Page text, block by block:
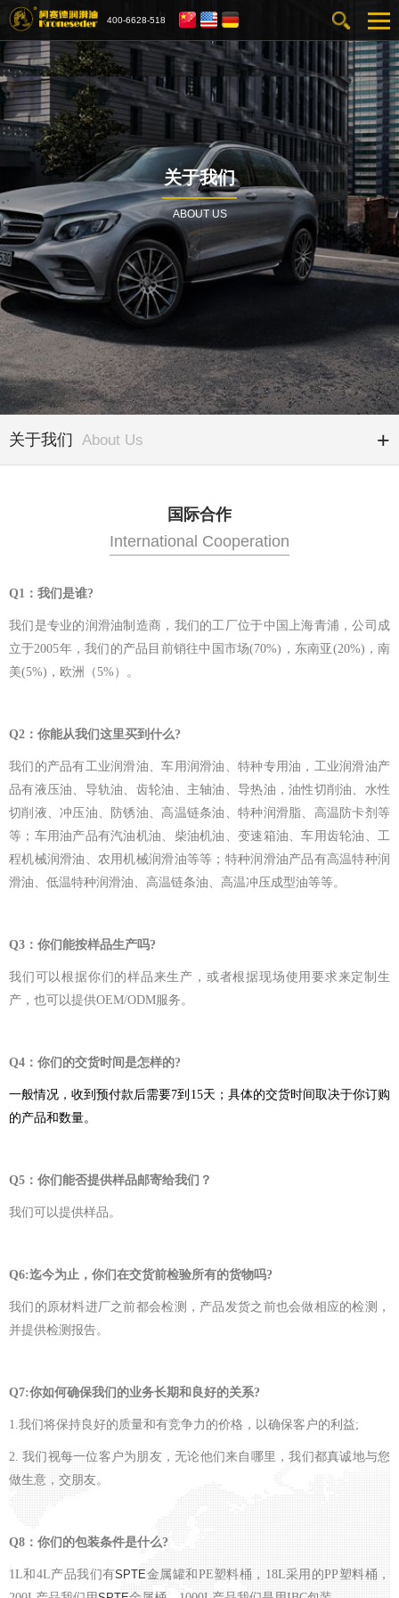
400-6628-518
关于我们
ABOUT US
关于我们 About Us
国际合作
International Cooperation
Q1 ：我们是谁?
我们是专业的润滑油制造商，我们的工厂位于中国上海青浦，公司成
立于2005年，我们的产品目前销往中国市场(70%)，东南亚(20%)，南
美(5%)，欧洲（5%）。
Q2 ：你能从我们这里买到什么?
我们的产品有工业润滑油、车用润滑油、特种专用油，工业润滑油产
品有液压油、导轨油、齿轮油、主轴油、导热油，油性切削油、水性
切削液、冲压油、防锈油、高温链条油、特种润滑脂、高温防卡剂等
等；车用油产品有汽油机油、柴油机油、变速箱油、车用齿轮油、工
程机械润滑油、农用机械润滑油等等；特种润滑油产品有高温特种润
滑油、低温特种润滑油、高温链条油、高温冲压成型油等等。
Q3 ：你们能按样品生产吗?
我们可以根据你们的样品来生产，或者根据现场使用要求来定制生
产，也可以提供OEM/ODM服务。
Q4 ：你们的交货时间是怎样的?
一般情况，收到预付款后需要7到15天；具体的交货时间取决于你订购
的产品和数量。
Q5 ：你们能否提供样品邮寄给我们？
我们可以提供样品。
Q6:迄今为止，你们在交货前检验所有的货物吗?
我们的原材料进厂之前都会检测，产品发货之前也会做相应的检测，
并提供检测报告。
Q7:你如何确保我们的业务长期和良好的关系?
1.我们将保持良好的质量和有竞争力的价格，以确保客户的利益;
2.我们视每一位客户为朋友，无论他们来自哪里，我们都真诚地与您
做生意，交朋友。
Q8 ：你们的包装条件是什么?
1L和4L产品我们有SPTE金属罐和PE塑料桶，18L采用的PP塑料桶，